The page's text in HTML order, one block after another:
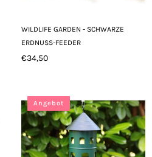
WILDLIFE GARDEN - SCHWARZE
ERDNUSS-FEEDER
Normaler
€34,50
Angebot